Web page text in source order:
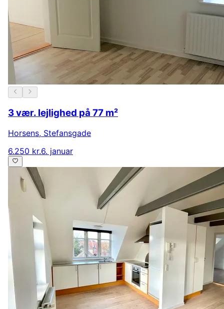
3 vær. lejlighed på 77 m²
Horsens, Stefansgade
6.250 kr.6. januar